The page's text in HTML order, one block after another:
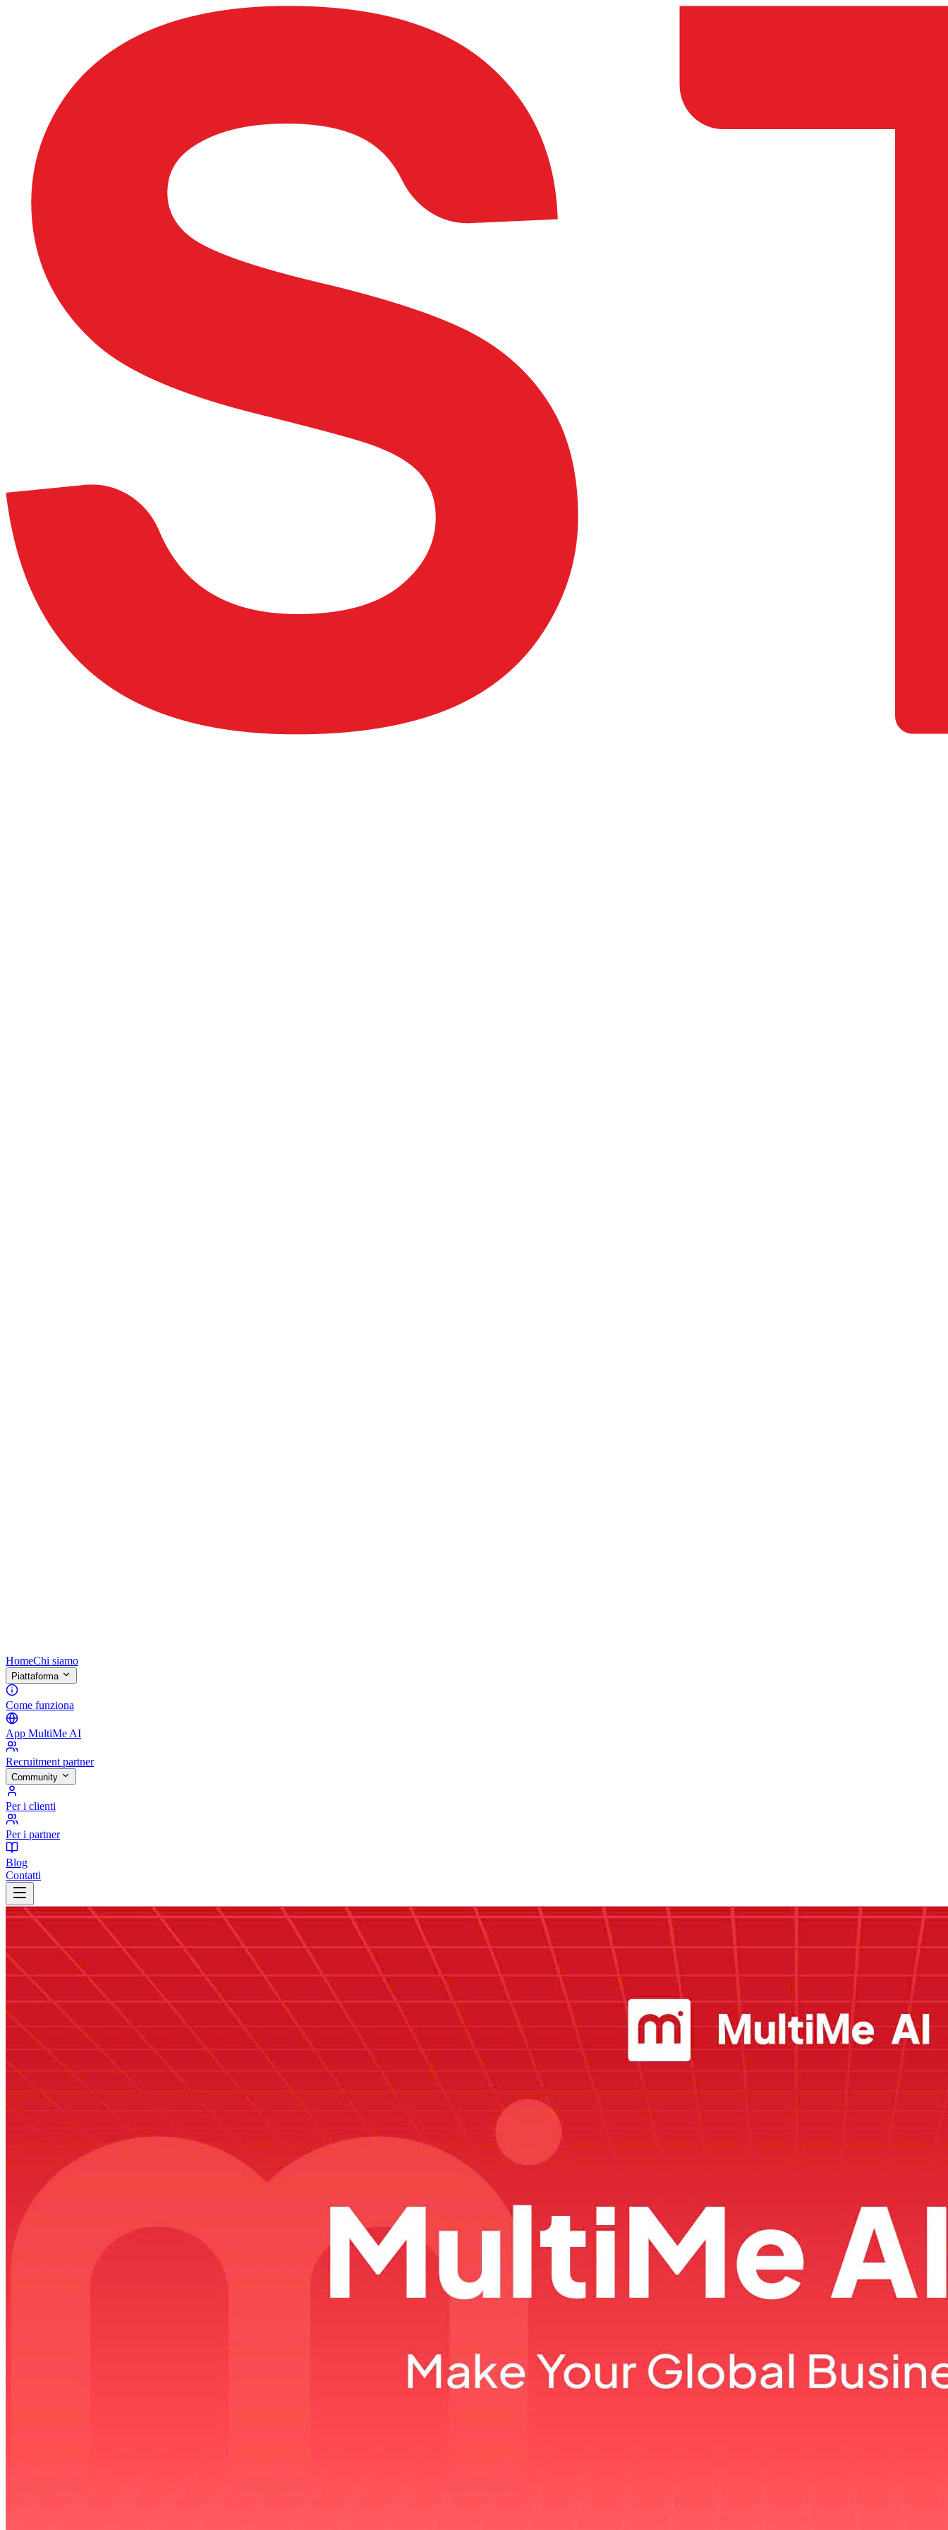
HomeChi siamo
Piattaforma
Come funziona
App MultiMe AI
Recruitment partner
Community
Per i clienti
Per i partner
Blog
Contatti